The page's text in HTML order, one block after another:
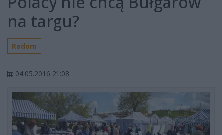
na targu?
Radom
04.05.2016 21:08